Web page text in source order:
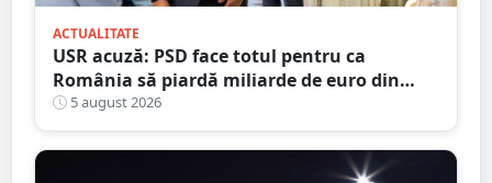
ACTUALITATE
USR acuză: PSD face totul pentru ca
România să piardă miliarde de euro din
PNRR
5 august 2026